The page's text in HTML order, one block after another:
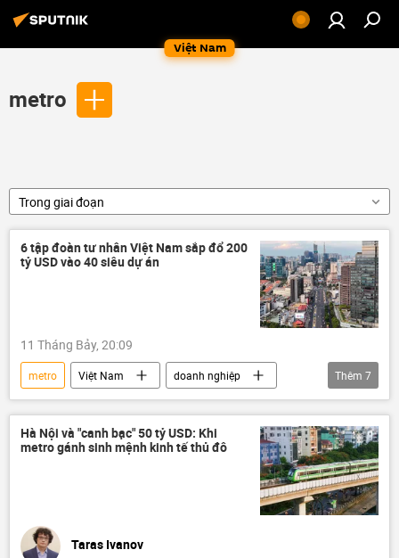
Việt Nam
metro
Trong giai đoạn
6 tập đoàn tư nhân Việt Nam sắp đổ 200
tỷ USD vào 40 siêu dự án
11 Tháng Bảy, 20:09
metro Việt Nam
doanh nghiệp
BIDV
usd
Công nghiệp
đồng tiền
Vingroup
vốn
Thêm 7
Hà Nội và "canh bạc" 50 tỷ USD: Khi
metro gánh sinh mệnh kinh tế thủ đô
Taras Ivanov